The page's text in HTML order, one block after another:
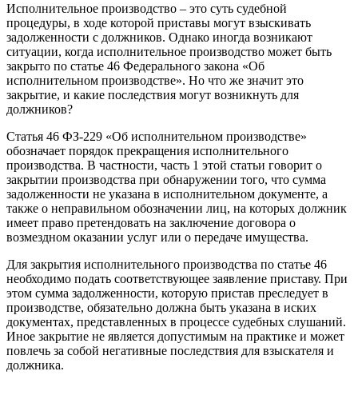
Исполнительное производство – это суть судебной
процедуры, в ходе которой приставы могут взыскивать
задолженности с должников. Однако иногда возникают
ситуации, когда исполнительное производство может быть
закрыто по статье 46 Федерального закона «Об
исполнительном производстве». Но что же значит это
закрытие, и какие последствия могут возникнуть для
должников?
Статья 46 ФЗ-229 «Об исполнительном производстве»
обозначает порядок прекращения исполнительного
производства. В частности, часть 1 этой статьи говорит о
закрытии производства при обнаружении того, что сумма
задолженности не указана в исполнительном документе, а
также о неправильном обозначении лиц, на которых должник
имеет право претендовать на заключение договора о
возмездном оказании услуг или о передаче имущества.
Для закрытия исполнительного производства по статье 46
необходимо подать соответствующее заявление приставу. При
этом сумма задолженности, которую пристав преследует в
производстве, обязательно должна быть указана в иских
документах, представленных в процессе судебных слушаний.
Иное закрытие не является допустимым на практике и может
повлечь за собой негативные последствия для взыскателя и
должника.